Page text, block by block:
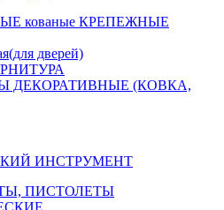
кованые КРЕПЕЖНЫЕ
дверей)
ДЕКОРАТИВНЫЕ (КОВКА,
ИНСТРУМЕНТ
ПИСТОЛЕТЫ